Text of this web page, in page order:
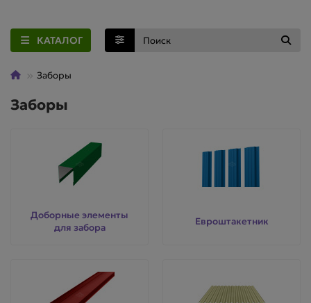
КАТАЛОГ
Заборы
Заборы
Доборные элементы
для забора
Евроштакетник